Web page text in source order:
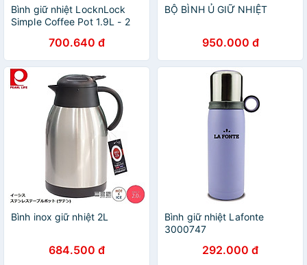
Bình giữ nhiệt LocknLock
Simple Coffee Pot 1.9L - 2
700.640 đ
BỘ BÌNH Ủ GIỮ NHIỆT
950.000 đ
Bình inox giữ nhiệt 2L
684.500 đ
Bình giữ nhiệt Lafonte
3000747
292.000 đ